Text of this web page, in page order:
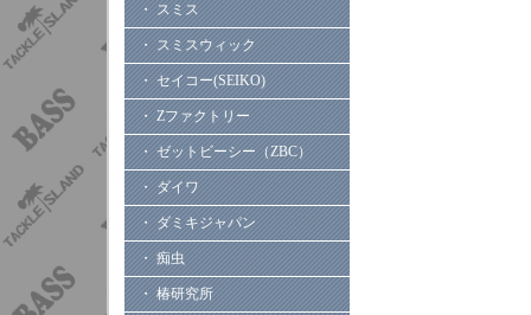
・ スミス
・ スミスウィック
・ セイコー(SEIKO)
・ Zファクトリー
・ ゼットビーシー（ZBC）
・ ダイワ
・ ダミキジャパン
・ 痴虫
・ 椿研究所